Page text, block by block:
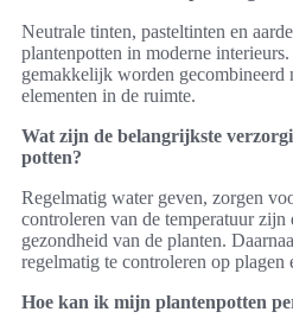
Neutrale tinten, pasteltinten en
plantenpotten in moderne
gemakkelijk worden gecombineerd
elementen in de ruimte.
Wat zijn de belangrijkste
potten?
Regelmatig water geven, zorgen
controleren van de temperatuur zijn
gezondheid van de planten.
regelmatig te controleren op plagen
Hoe kan ik mijn plantenpotten